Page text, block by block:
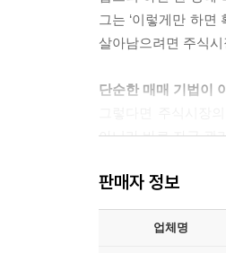
눌림목 매매의 종목
눌림목 매매 기법의
눌림목 매매의 실제
종가 베팅에 대한 허실
지수 일간 움직임의
이 탁월한 것처럼 생
나 매매 기법에 앞서
지 떨어질지 모른다
모든 주식 매매의 원
파에 실패할 때 매도
직일지 아래로 움
그는 ‘이렇게만 하면
살아남으려면 주식
단순한 매매 기법이
아니라 바로 자금 관
장세 판단이 필수적
것입니다.”
그는 많은 사람들
판매자 정보
업체명